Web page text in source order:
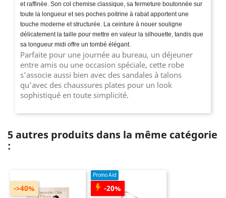
et raffinée. Son col chemise classique, sa fermeture boutonnée sur
toute la longueur et ses poches poitrine à rabat apportent une
touche moderne et structurée. La ceinture à nouer souligne
délicatement la taille pour mettre en valeur la silhouette, tandis que
sa longueur midi offre un tombé élégant.
Parfaite pour une journée au bureau, un déjeuner
entre amis ou une occasion spéciale, cette robe
s'associe aussi bien avec des sandales à talons
qu'avec des chaussures plates pour un look
sophistiqué en toute simplicité.
5 autres produits dans la même catégorie
:
->40%
Promo Aid
-20%